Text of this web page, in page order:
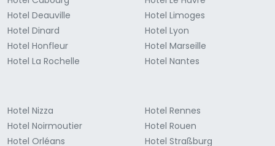
Hotel Deauville
Hotel Dinard
Hotel Honfleur
Hotel La Rochelle
Hotel Limoges
Hotel Lyon
Hotel Marseille
Hotel Nantes
Hotel Nizza
Hotel Noirmoutier
Hotel Orléans
Hotel Rennes
Hotel Rouen
Hotel Straßburg